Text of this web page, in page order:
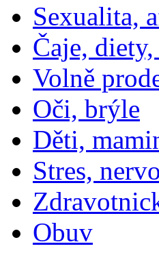
Sexualita,
Čaje,
Volně
Oči, brýle
Děti,
Stres,
Obuv